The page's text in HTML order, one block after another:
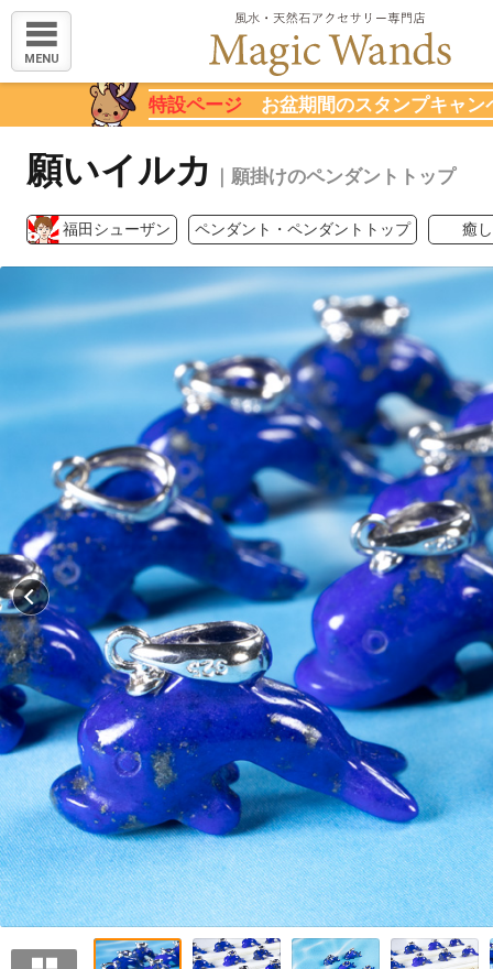
MENU
特設ページ お盆期間のスタンプキャン
願いイルカ ｜願掛けのペンダントトップ
福田シューザン ペンダント・ペンダントトップ 癒し